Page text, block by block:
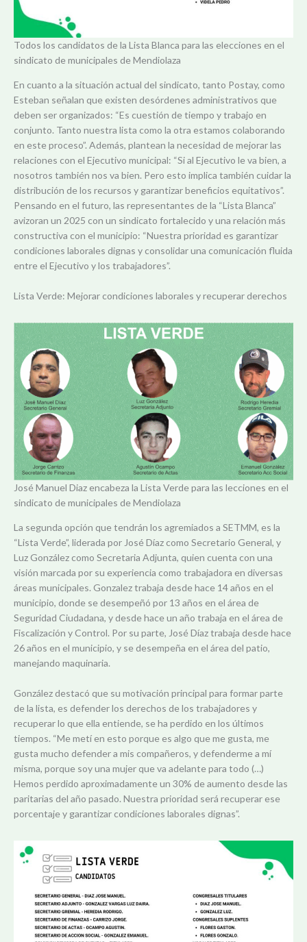
Todos los candidatos de la Lista Blanca para las elecciones en el
sindicato de municipales de Mendiolaza
En cuanto a la situación actual del sindicato, tanto Postay, como
Esteban señalan que existen desórdenes administrativos que
deben ser organizados: “Es cuestión de tiempo y trabajo en
conjunto. Tanto nuestra lista como la otra estamos colaborando
en este proceso”. Además, plantean la necesidad de mejorar las
relaciones con el Ejecutivo municipal: “Si al Ejecutivo le va bien, a
nosotros también nos va bien. Pero esto implica también cuidar la
distribución de los recursos y garantizar beneficios equitativos”.
Pensando en el futuro, las representantes de la “Lista Blanca”
avizoran un 2025 con un sindicato fortalecido y una relación más
constructiva con el municipio: “Nuestra prioridad es garantizar
condiciones laborales dignas y consolidar una comunicación fluida
entre el Ejecutivo y los trabajadores”.
Lista Verde: Mejorar condiciones laborales y recuperar derechos
José Manuel Diaz encabeza la Lista Verde para las lecciones en el
sindicato de municipales de Mendiolaza
La segunda opción que tendrán los agremiados a SETMM, es la
“Lista Verde”, liderada por José Díaz como Secretario General, y
Luz González como Secretaria Adjunta, quien cuenta con una
visión marcada por su experiencia como trabajadora en diversas
áreas municipales. Gonzalez trabaja desde hace 14 años en el
municipio, donde se desempeñó por 13 años en el área de
Seguridad Ciudadana, y desde hace un año trabaja en el área de
Fiscalización y Control. Por su parte, José Díaz trabaja desde hace
26 años en el municipio, y se desempeña en el área del patio,
manejando maquinaria.
González destacó que su motivación principal para formar parte
de la lista, es defender los derechos de los trabajadores y
recuperar lo que ella entiende, se ha perdido en los últimos
tiempos. “Me metí en esto porque es algo que me gusta, me
gusta mucho defender a mis compañeros, y defenderme a mí
misma, porque soy una mujer que va adelante para todo (…)
Hemos perdido aproximadamente un 30% de aumento desde las
paritarias del año pasado. Nuestra prioridad será recuperar ese
porcentaje y garantizar condiciones laborales dignas”.